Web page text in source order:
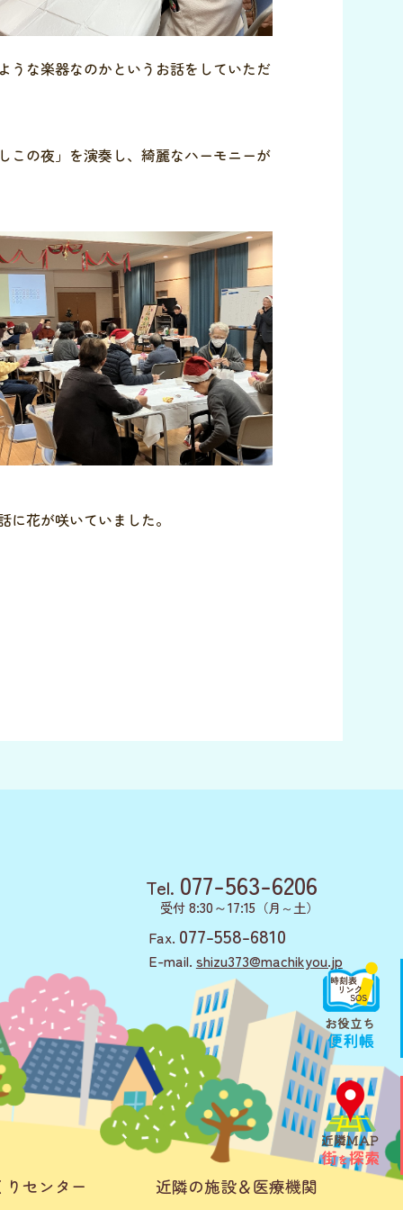
うな楽器なのかというお話をしていただ
この夜」を演奏し、綺麗なハーモニーが
花が咲いていました。
Tel. 077-563-6206
受付8:30～17:15（月～土）
Fax. 077-558-6810
E-mail. shizu373@machikyou.jp
りセンター 近隣の施設＆医療機関